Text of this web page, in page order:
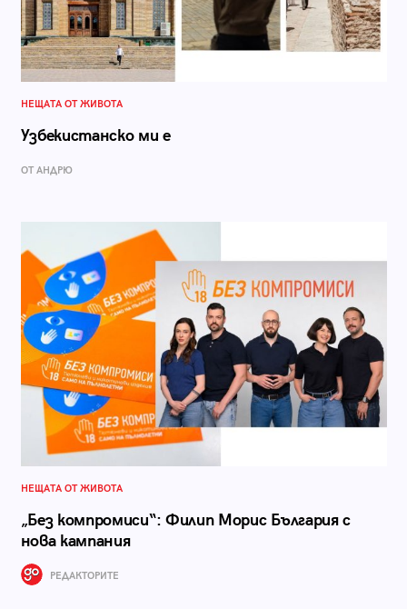
НЕЩАТА ОТ ЖИВОТА
Узбекистанско ми е
ОТ АНДРЮ
НЕЩАТА ОТ ЖИВОТА
„Без компромиси“: Филип Морис България с
нова кампания
РЕДАКТОРИТЕ